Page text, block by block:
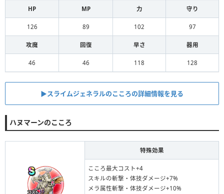
HP MP 力 守り
126 89 102 97
攻魔 回復 早さ 器用
46 46 118 128
▶︎スライムジェネラルのこころの詳細情報を見る
ハヌマーンのこころ
特殊効果
こころ最大コスト+4
スキルの斬撃・体技ダメージ+7%
メラ属性斬撃・体技ダメージ+10%